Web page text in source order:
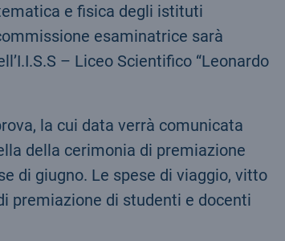
e fisica degli istituti
esaminatrice sarà
– Liceo Scientifico “Leonardo
la cui data verrà comunicata
della cerimonia di premiazione
di giugno. Le spese di viaggio, vitto
premiazione di studenti e docenti